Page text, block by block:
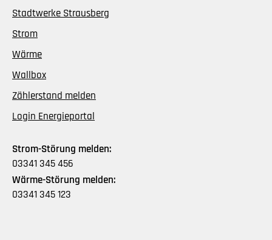
Stadtwerke Strausberg
Strom
Wärme
Wallbox
Zählerstand melden
Login Energieportal
Strom-Störung melden:
03341 345 456
Wärme-Störung melden:
03341 345 123